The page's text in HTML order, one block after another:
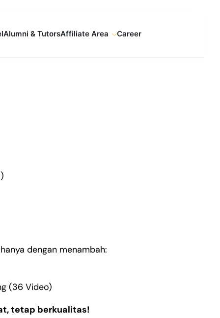
Alumni & TutorsAffiliate Area Career
)
hanya dengan menambah:
(36 Video)
tetap berkualitas!